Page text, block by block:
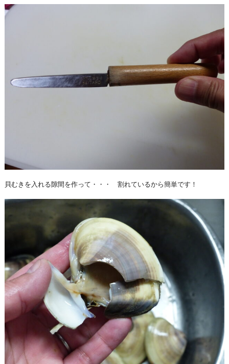
貝むきを入れる隙間を作って・・・ 割れているから簡単です！